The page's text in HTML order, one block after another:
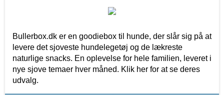
Bullerbox.dk er en goodiebox til hunde, der slår sig på at
levere det sjoveste hundelegetøj og de lækreste
naturlige snacks. En oplevelse for hele familien, leveret i
nye sjove temaer hver måned. Klik her for at se deres
udvalg.